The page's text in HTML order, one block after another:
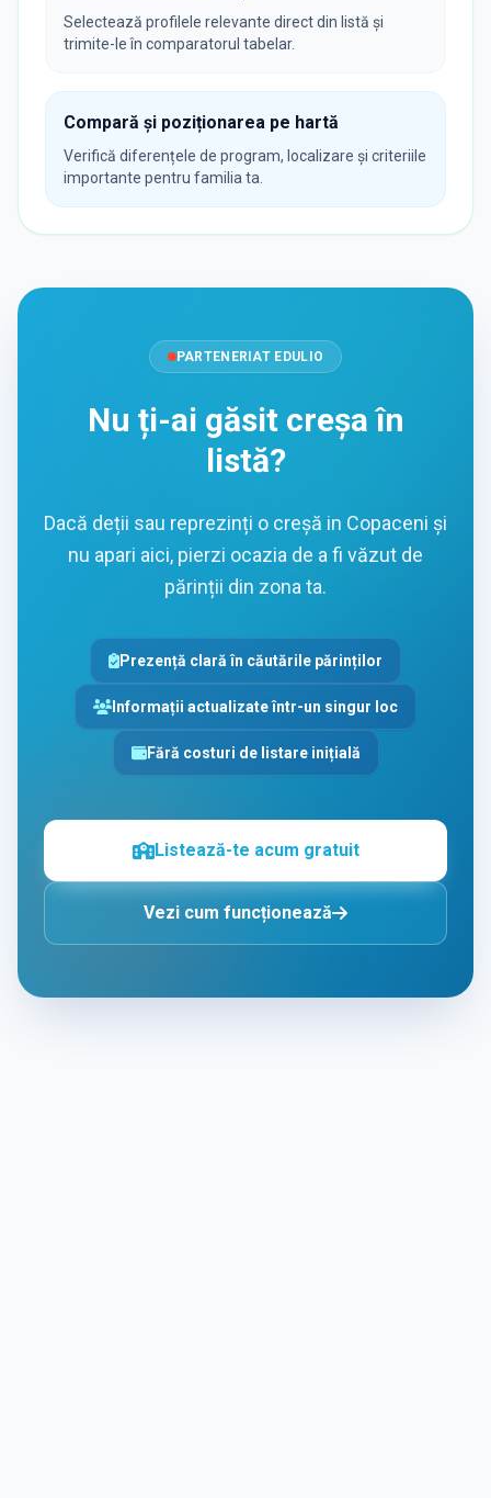
Selectează profilele relevante direct din listă și
trimite-le în comparatorul tabelar.
Compară și poziționarea pe hartă
Verifică diferențele de program, localizare și criteriile
importante pentru familia ta.
PARTENERIAT EDULIO
Nu ți-ai găsit creșa în
listă?
Dacă deții sau reprezinți o creșă in Copaceni și
nu apari aici, pierzi ocazia de a fi văzut de
părinții din zona ta.
Prezență clară în căutările părinților
Informații actualizate într-un singur loc
Fără costuri de listare inițială
Listează-te acum gratuit
Vezi cum funcționează